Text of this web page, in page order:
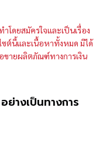
โดยสมัครใจและเป็นเรื่อง
ซต์นี้และเนื้อหาทั้งหมด มิได้
ายผลิตภัณฑ์ทางการเงิน
ย่างเป็นทางการ